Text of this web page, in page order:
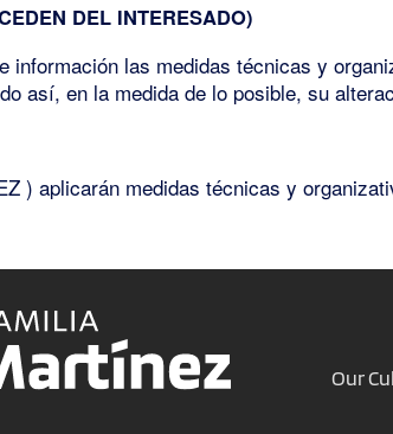
DEL INTERESADO)
información las medidas técnicas y
así, en la medida de lo posible, su
) aplicarán medidas técnicas y
Our